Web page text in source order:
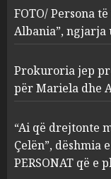
3
4
FOTO/ Persona
Albania”, ngjarja
Prokuroria jep
për Mariela dhe
“Ai që drejtonte
Çelën”, dëshmia
PERSONAT që e